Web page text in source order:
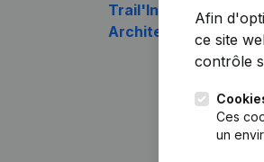
Trail'In Gaume (BE
Architect Jan
Afin
ce site
contrôle
Ces
un